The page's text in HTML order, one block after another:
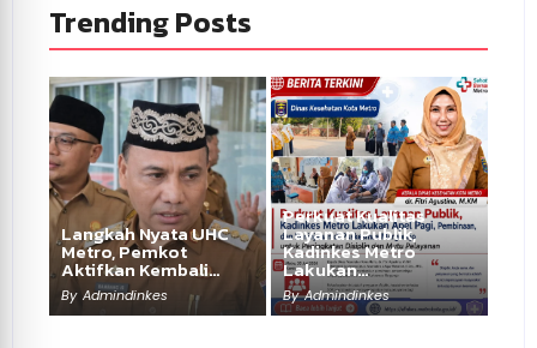
Trending Posts
Langkah Nyata UHC
Metro, Pemkot
Aktifkan Kembali…
By Admindinkes
Perkuat Kualitas
Layanan Publik,
Kadinkes Metro
Lakukan…
By Admindinkes